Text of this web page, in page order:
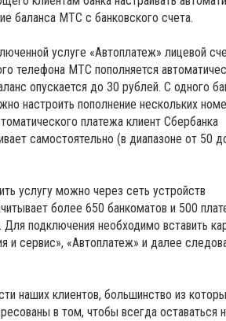
баланса МТС с банковского счета.
услуге «Автоплатеж» лицевой
телефона МТС пополняется
опускается до 30 рублей. С одного
настроить пополнение нескольких
платежа клиент Сбербанка
самостоятельно (в диапазоне от 50
услугу можно через сеть устройств
более 650 банкоматов и 500
подключения необходимо вставить
и сервис», «Автоплатеж» и далее
наших клиентов, большинство из
в том, чтобы всегда оставаться